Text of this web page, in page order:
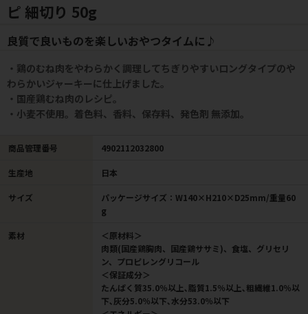
ピ 細切り 50g
良質で良いものを楽しいおやつタイムに♪
・鶏のむね肉をやわらかく調理してちぎりやすいロングタイプのや
わらかいジャーキーに仕上げました。
・国産鶏むね肉のレシピ。
・小麦不使用。着色料、香料、保存料、発色剤 無添加。
商品管理番号 4902112032800
生産地 日本
サイズ
パッケージサイズ：W140×H210×D25mm/重量60
g
素材
＜原材料＞
肉類(国産鶏胸肉、国産鶏ササミ)、食塩、グリセリ
ン、プロピレングリコール
＜保証成分＞
たんぱく質35.0％以上､脂質1.5％以上､粗繊維1.0％以
下､灰分5.0％以下､水分53.0％以下